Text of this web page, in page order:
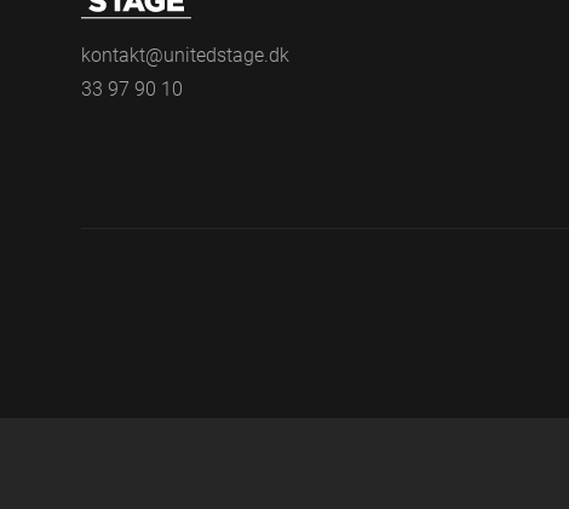
kontakt@unitedstage.dk
33 97 90 10